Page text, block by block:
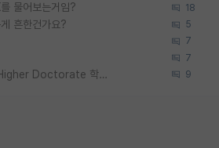
물어보는거임? 18
흔한건가요? 5
7
7
우리나라도 학구 열풍보면 Higher Doctorate 학위가 필요하다고 봅니다. 9